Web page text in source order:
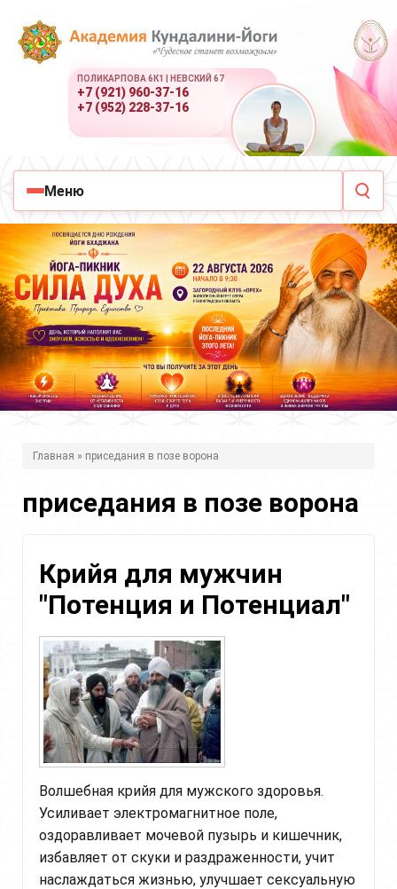
ПОЛИКАРПОВА 6К1 | НЕВСКИЙ 67
+7 (921) 960-37-16
+7 (952) 228-37-16
Меню
Главная » приседания в позе ворона
приседания в позе ворона
Крийя для мужчин
"Потенция и Потенциал"
Волшебная крийя для мужского здоровья.
Усиливает электромагнитное поле,
оздоравливает мочевой пузырь и кишечник,
избавляет от скуки и раздраженности, учит
наслаждаться жизнью, улучшает сексуальную